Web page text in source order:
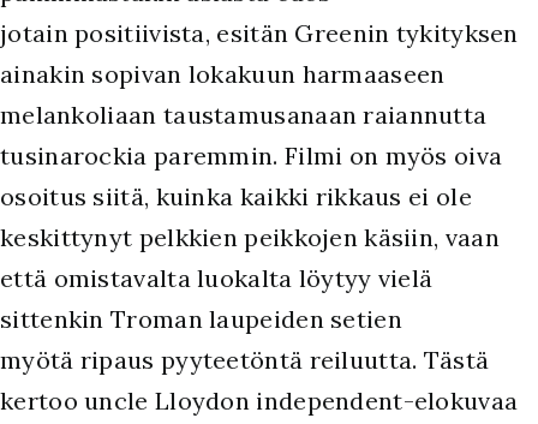
jotain positiivista, esitän Greenin tykityksen
ainakin sopivan lokakuun harmaaseen
melankoliaan taustamusanaan raiannutta
tusinarockia paremmin. Filmi on myös oiva
osoitus siitä, kuinka kaikki rikkaus ei ole
keskittynyt pelkkien peikkojen käsiin, vaan
että omistavalta luokalta löytyy vielä
sittenkin Troman laupeiden setien
myötä ripaus pyyteetöntä reiluutta. Tästä
kertoo uncle Lloydon independent-elokuvaa